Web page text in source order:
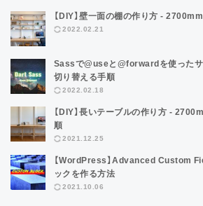
【DIY】壁一面の棚の作り方 -
2022.02.21
Sassで@useと@forwardを使った
切り替える手順
2022.02.18
【DIY】長いテーブルの作り方 -
順
2021.12.25
【WordPress】Advanced Custom
ックを作る方法
2021.10.06